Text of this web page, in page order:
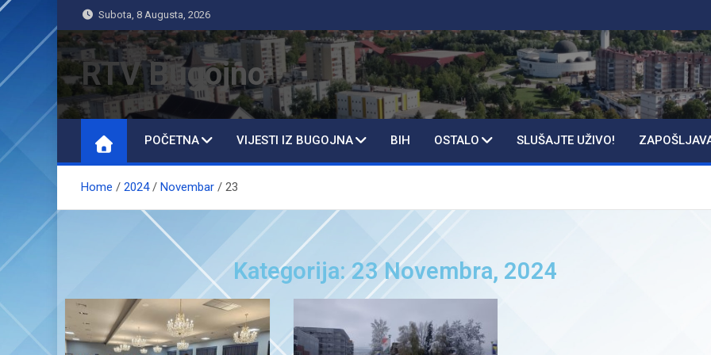
Subota, 8 Augusta, 2026
RTV Bugojno
POČETNA VIJESTI IZ BUGOJNA BIH OSTALO SLUŠAJTE UŽIVO!
Home 2024 Novembar 23
Kategorija: 23 Novembra, 2024